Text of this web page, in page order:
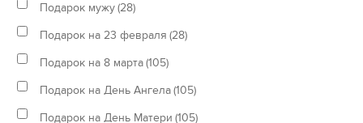
Подарок мужу(28)
Подарок на 23 февраля (28)
Подарок на 8 марта(105)
Подарок на День Ангела(105)
Подарок на День Матери (105)